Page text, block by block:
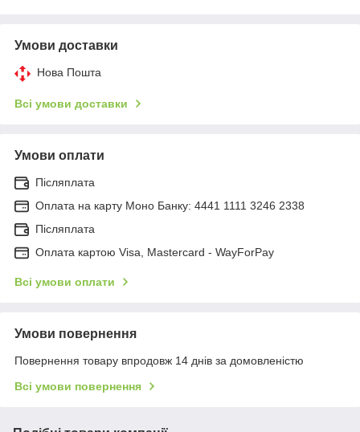
Умови доставки
Нова Пошта
Всі умови доставки
Умови оплати
Післяплата
Оплата на карту Моно Банку: 4441 1111 3246 2338
Післяплата
Оплата картою Visa, Mastercard - WayForPay
Всі умови оплати
Умови повернення
Повернення товару впродовж 14 днів за домовленістю
Всі умови повернення